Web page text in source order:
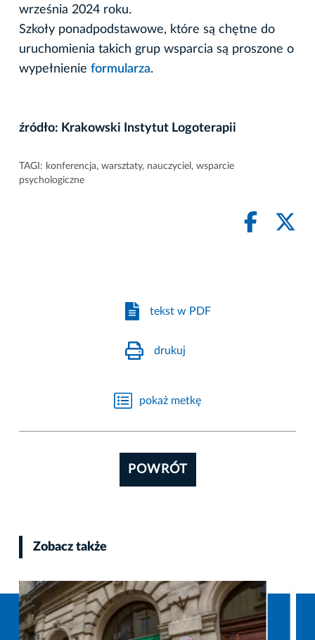
września 2024 roku.
Szkoły ponadpodstawowe, które są chętne do
uruchomienia takich grup wsparcia są proszone o
wypełnienie formularza.
źródło: Krakowski Instytut Logoterapii
TAGI: konferencja, warsztaty, nauczyciel , wsparcie
psychologiczne
tekst w PDF
drukuj
pokaż metkę
POWRÓT
Zobacz także